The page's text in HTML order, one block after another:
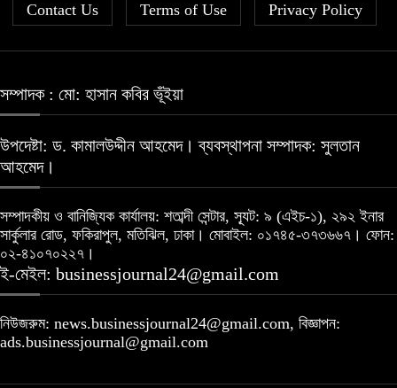
আগামী প্রজন্মের জন্য সুস্থ পরিবেশ চান
প্রধানমন্ত্রী
৮
Financial Statement (Q-2) of
Dutch-Bangla Bank PLC
৯
Contact Us Terms of Use Privacy Policy
সম্পাদক : মো: হাসান কবির ভূঁইয়া
উপদেষ্টা: ড. কামালউদ্দীন আহমেদ। ব্যবস্থাপনা সম্পাদক: সুলতান
আহমেদ।
সম্পাদকীয় ও বানিজ্যিক কার্যালয়: শতাব্দী সেন্টার, স্যূট: ৯ (এইচ-১), ২৯২ ইনার
সার্কুলার রোড, ফকিরাপুল, মতিঝিল, ঢাকা। মোবাইল: ০১৭৪৫-৩৭৩৬৬৭। ফোন:
০২-৪১০৭০২২৭।
ই-মেইল: businessjournal24@gmail.com
নিউজরুম: news.businessjournal24@gmail.com, বিজ্ঞাপন:
ads.businessjournal@gmail.com